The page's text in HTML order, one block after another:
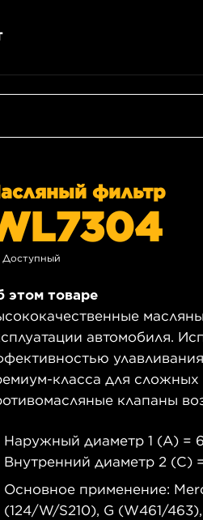
фильтр
Доступный
этом товаре
автомобиля.
класса для
клапаны
Наружный диаметр 1 (A) =
Внутренний диаметр 2 (C)
Основное применение:
(124/W/S210), G (W461/